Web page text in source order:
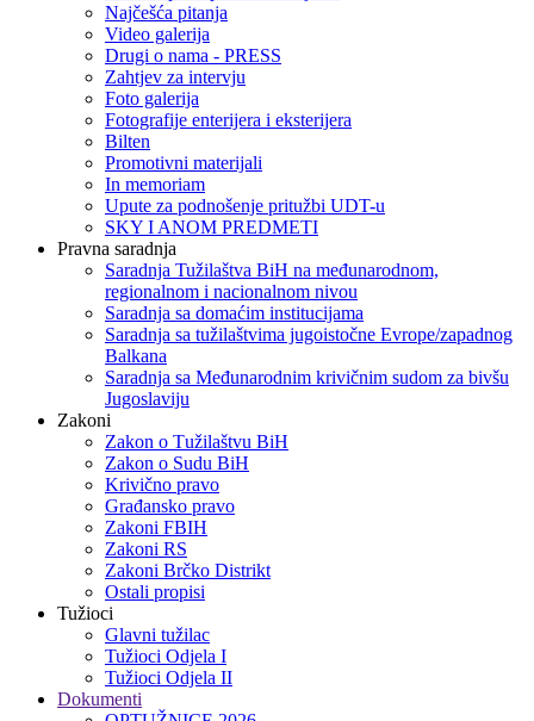
Najčešća pitanja
Video galerija
Drugi o nama - PRESS
Zahtjev za intervju
Foto galerija
Fotografije enterijera i eksterijera
Bilten
Promotivni materijali
In memoriam
Upute za podnošenje pritužbi UDT-u
SKY I ANOM PREDMETI
Pravna saradnja
Saradnja Tužilaštva BiH na međunarodnom,
regionalnom i nacionalnom nivou
Saradnja sa domaćim institucijama
Saradnja sa tužilaštvima jugoistočne Evrope/zapadnog
Balkana
Saradnja sa Međunarodnim krivičnim sudom za bivšu
Jugoslaviju
Zakoni
Zakon o Тužilaštvu BiH
Zakon o Sudu BiH
Krivično pravo
Građansko pravo
Zakoni FBIH
Zakoni RS
Zakoni Brčko Distrikt
Ostali propisi
Tužioci
Glavni tužilac
Tužioci Odjela I
Tužioci Odjela II
Dokumenti